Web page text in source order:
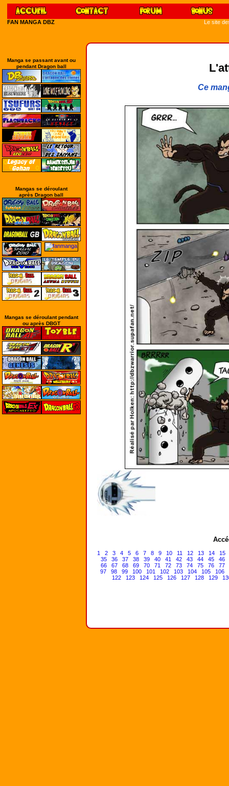
FAN MANGA DBZ Le site
Manga se passant avant ou
pendant Dragon ball
Mangas se déroulant
après Dragon ball
Mangas se déroulant pendant
ou après DBGT
Ce
1 2 3 4 5 6 7 8 9 10 11 12 13 14
15
35
36 37 38 39 40 41 42 43 44 45
46
66
67 68 69 70 71 72 73 74 75 76
77
97
98 99 100 101 102 103 104 105
106
122
123 124 125 126 127 128 129